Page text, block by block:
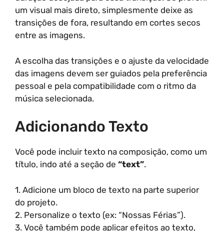
um visual mais direto, simplesmente deixe as
transições de fora, resultando em cortes secos
entre as imagens.
A escolha das transições e o ajuste da velocidade
das imagens devem ser guiados pela preferência
pessoal e pela compatibilidade com o ritmo da
música selecionada.
Adicionando Texto
Você pode incluir texto na composição, como um
título, indo até a seção de “text”.
1. Adicione um bloco de texto na parte superior
do projeto.
2. Personalize o texto (ex: “Nossas Férias”).
3. Você também pode aplicar efeitos ao texto,